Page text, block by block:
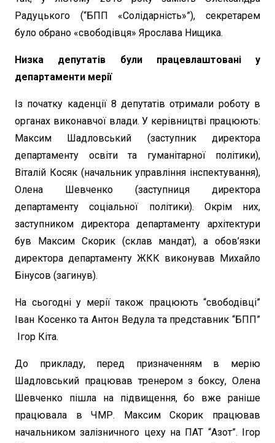
Радуцького (“БПП «Солідарність»”), секретарем
було обрано «свободівця» Ярослава Нищика.
Низка депутатів були працевлаштовані у
департаменти мерії
Із початку каденції 8 депутатів отримали роботу в
органах виконавчої влади. У керівництві працюють:
Максим Шадловський (заступник директора
департаменту освіти та гуманітарної політики),
Віталій Косяк (начальник управління інспектування),
Олена Шевченко (заступниця директора
департаменту соціальної політики). Окрім них,
заступником директора департаменту архітектури
був Максим Скорик (склав мандат), а обов’язки
директора департаменту ЖКК виконував Михайло
Бінусов (загинув).
На сьогодні у мерії також працюють “свободівці”
Іван Косенко та Антон Ведула та представник “БПП”
Ігор Кіта.
До прикладу, перед призначенням в мерію
Шадловський працював тренером з боксу, Олена
Шевченко пішла на підвищення, бо вже раніше
працювала в ЧМР. Максим Скорик працював
начальником залізничного цеху на ПАТ “Азот”. Ігор